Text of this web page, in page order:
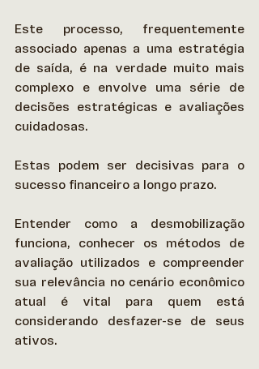
Este processo, frequentemente
associado apenas a uma estratégia
de saída, é na verdade muito mais
complexo e envolve uma série de
decisões estratégicas e avaliações
cuidadosas.
Estas podem ser decisivas para o
sucesso financeiro a longo prazo.
Entender como a desmobilização
funciona, conhecer os métodos de
avaliação utilizados e compreender
sua relevância no cenário econômico
atual é vital para quem está
considerando desfazer-se de seus
ativos.